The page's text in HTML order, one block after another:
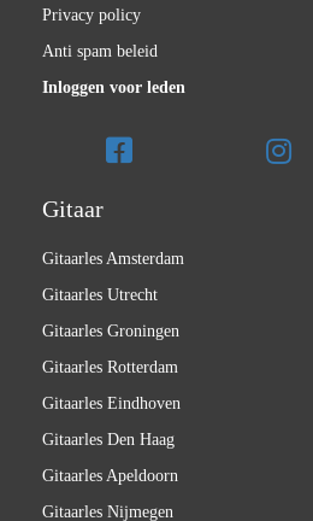
Privacy policy
Anti spam beleid
Inloggen voor leden
Gitaar
Gitaarles Amsterdam
Gitaarles Utrecht
Gitaarles Groningen
Gitaarles Rotterdam
Gitaarles Eindhoven
Gitaarles Den Haag
Gitaarles Apeldoorn
Gitaarles Nijmegen